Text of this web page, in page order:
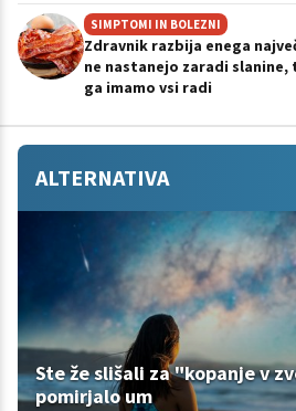
SIMPTOMI IN BOLEZNI
Zdravnik razbija enega
ne nastanejo zaradi slanine,
ga imamo vsi radi
ALTERNATIVA
Ste že slišali za "kopanje v
pomirjalo um